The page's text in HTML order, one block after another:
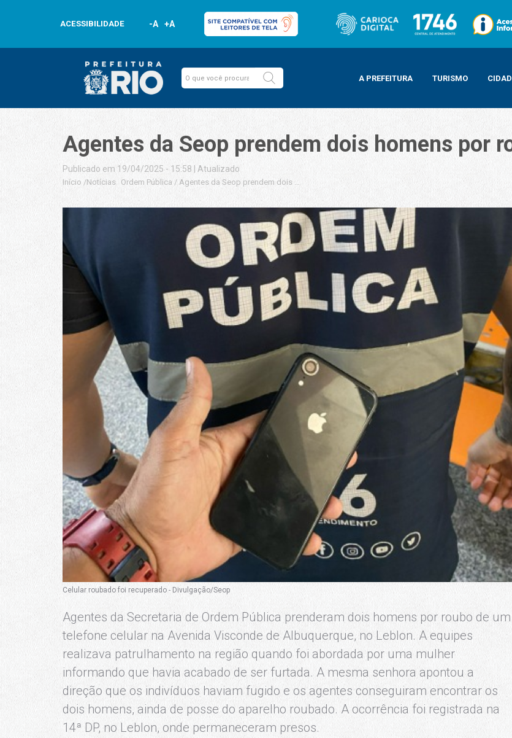
ACESSIBILIDADE -A +A
A PREFEITURA TURISMO
Agentes da Seop prendem dois homens por
Publicado em 19/04/2025 - 15:58 Atualizado
Início /Notícias Ordem Pública / Agentes da Seop prendem dois homens por roubo de celular no Leblon
Celular roubado foi recuperado - Divulgação/Seop
Agentes da Secretaria de Ordem Pública prenderam dois homens por roubo de um
telefone celular na Avenida Visconde de Albuquerque, no Leblon. A equipes
realizava patrulhamento na região quando foi abordada por uma mulher
informando que havia acabado de ser furtada. A mesma senhora apontou a
direção que os indivíduos haviam fugido e os agentes conseguiram encontrar os
dois homens, ainda de posse do aparelho roubado. A ocorrência foi registrada na
14ª DP, no Leblon, onde permaneceram presos.